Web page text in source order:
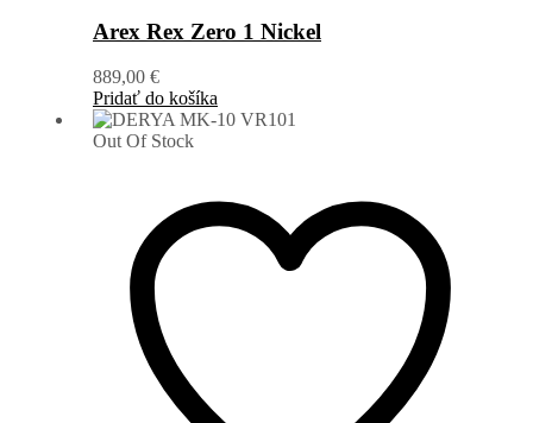
Arex Rex Zero 1 Nickel
889,00 €
Pridať do košíka
Out Of Stock